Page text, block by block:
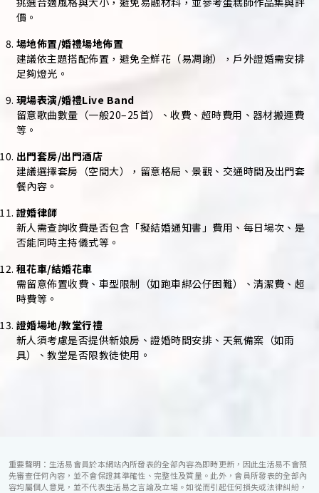
價。
場地佈置/婚禮場地佈置
建議依主題搭配佈置，避免全鮮花（易凋謝），戶外證婚需安排
足夠燈光。
現場表演/婚禮Live Band
留意歌曲數量（一般20–25首）、收費、超時費用、器材搬運費
等。
出門套房/出門酒店
建議選擇套房（空間大），留意格局、景觀、交通時間及出門套
餐內容。
證婚律師
新人需查詢收費是否包含「擬結婚通知書」費用、每日場次、是
否能同時主持儀式等。
租花車/結婚花車
需留意佈置收費、車型限制（如跑車綁公仔困難）、清潔費、超
時費等。
證婚場地/教堂行禮
新人須考慮是否提供新娘房、證婚時間安排、天氣備案（如雨
具）、教堂是否限教徒使用。
重要聲明：生活易會員於本網站內所發表的全部內容為即時更新，因此生活易不會預
先審查任何內容，並不會保證其準確性、完整性及質量。此外，會員所發表的全部內
容均屬個人意見，並不代表生活易之言論及立場。如從而引起任何損失或法律糾紛，